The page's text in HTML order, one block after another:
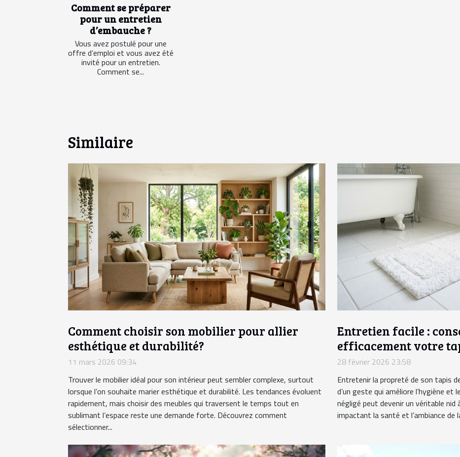
Comment se préparer
pour un entretien
d’embauche ?
Vous avez postulé pour une
offre d’emploi et vous avez été
invité pour un entretien.
Comment se...
Similaire
Comment choisir son mobilier pour allier
esthétique et durabilité?
11 mars 2026 09:34
Trouver le mobilier idéal pour son intérieur peut sembler complexe, surtout
lorsque l’on souhaite marier esthétique et durabilité. Les tendances évoluent
rapidement, mais choisir des meubles qui traversent le temps tout en
sublimant l’espace reste une demande forte. Découvrez comment
sélectionner...
Entretien facile :
efficacement votre
28 février 2026 23:58
Entretenir la propreté de son tapis
d’un geste qui améliore l’hygiène
négligé peut devenir un véritable
impactant la santé et l’ambiance de